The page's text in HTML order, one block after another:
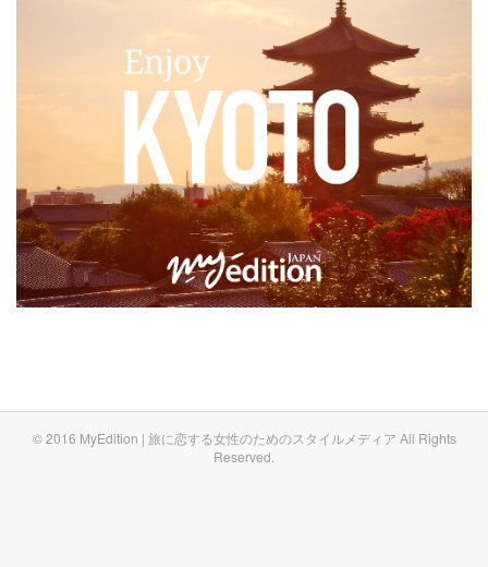
© 2016 MyEdition | 旅に恋する女性のためのスタイルメディア All Rights
Reserved.